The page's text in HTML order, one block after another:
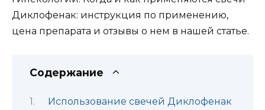
Диклофенак: инструкция по применению,
цена препарата и отзывы о нем в нашей статье.
Содержание
Использование свечей Диклофенак